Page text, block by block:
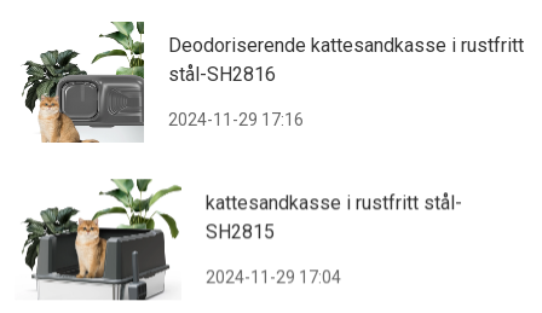
Deodoriserende kattesandkasse i rustfritt
stål-SH2816
2024-11-29 17:16
kattesandkasse i rustfritt stål-
SH2815
2024-11-29 17:04